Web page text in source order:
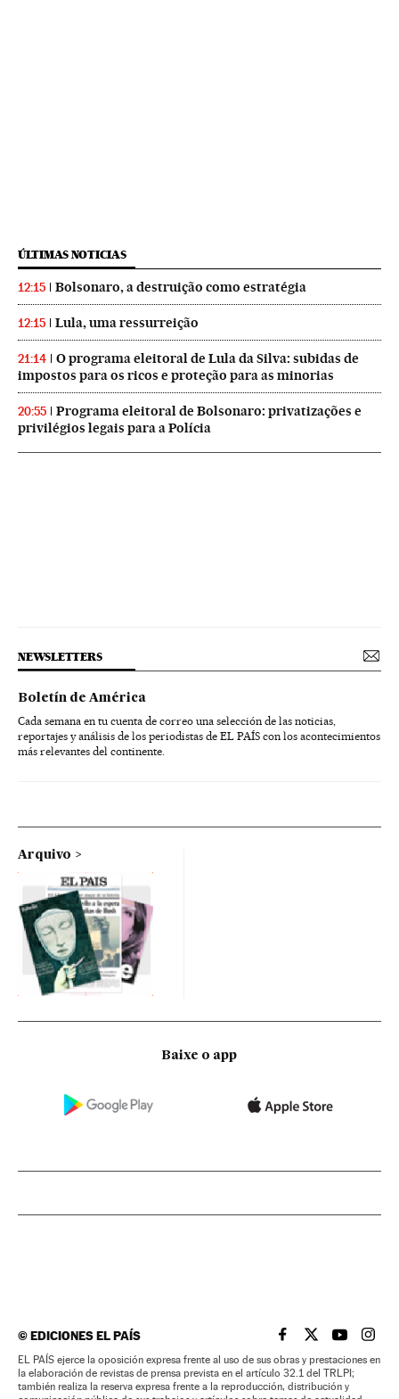
ÚLTIMAS NOTICIAS
12:15 Bolsonaro, a destruição como estratégia
12:15 Lula, uma ressurreição
21:14
O programa eleitoral de Lula da Silva: subidas de
impostos para os ricos e proteção para as minorias
20:55
Programa eleitoral de Bolsonaro: privatizações e
privilégios legais para a Polícia
NEWSLETTERS
Boletín de América
Cada semana en tu cuenta de correo una selección de las noticias,
reportajes y análisis de los periodistas de EL PAÍS con los acontecimientos
más relevantes del continente.
Arquivo
Baixe o app
©EDICIONES EL PAÍS EL PAÍS BRASIL EN
EL PAÍSEL PAÍS
EL
EL PAÍS ejerce la oposición expresa frente al uso de sus obras y prestaciones en
la elaboración de revistas de prensa prevista en el artículo 32.1 del TRLPI;
también realiza la reserva expresa frente a la reproducción, distribución y